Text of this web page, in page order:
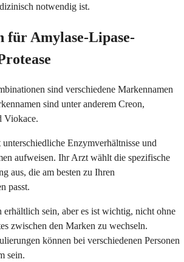
notwendig ist.
für Amylase-Lipase-
sind verschiedene Markennamen
sind unter anderem Creon,
Viokace.
Enzymverhältnisse und
aufweisen. Ihr Arzt wählt die spezifische
aus, die am besten zu Ihren
passt.
sein, aber es ist wichtig, nicht ohne
zwischen den Marken zu wechseln.
können bei verschiedenen Personen
sein.